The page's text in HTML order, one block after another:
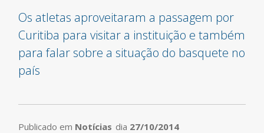
Os atletas aproveitaram a passagem por
Curitiba para visitar a instituição e também
para falar sobre a situação do basquete no
país
Publicado em Notícias dia 27/10/2014